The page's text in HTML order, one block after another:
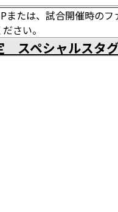
または、試合開催時のフ
さい。
スペシャルスタグ